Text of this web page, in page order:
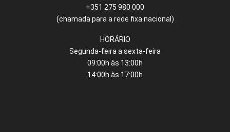
+351 275 980 000
(chamada para a rede fixa nacional)
HORÁRIO
Segunda-feira a sexta-feira
09:00h às 13:00h
14:00h às 17:00h